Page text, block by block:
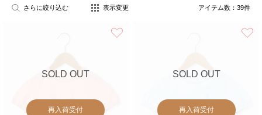
さらに絞り込む 表示変更 アイテム数： 39件
SOLD OUT
再入荷受付
SOLD OUT
再入荷受付